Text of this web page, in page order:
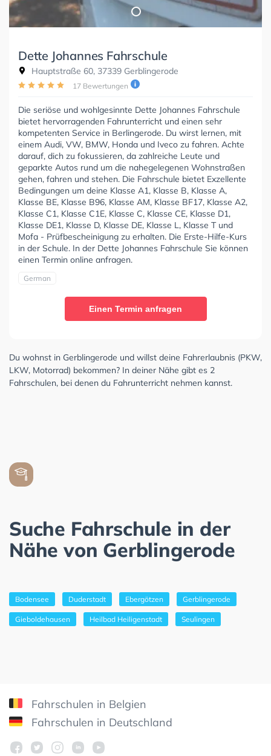
Dette Johannes Fahrschule
Hauptstraße 60, 37339 Gerblingerode
17 Bewertungen
Die seriöse und wohlgesinnte Dette Johannes Fahrschule
bietet hervorragenden Fahrunterricht und einen sehr
kompetenten Service in Berlingerode. Du wirst lernen, mit
einem Audi, VW, BMW, Honda und Iveco zu fahren. Achte
darauf, dich zu fokussieren, da zahlreiche Leute und
geparkte Autos rund um die nahegelegenen Wohnstraßen
gehen, fahren und stehen. Die Fahrschule bietet Exzellente
Bedingungen um deine Klasse A1, Klasse B, Klasse A,
Klasse BE, Klasse B96, Klasse AM, Klasse BF17, Klasse A2,
Klasse C1, Klasse C1E, Klasse C, Klasse CE, Klasse D1,
Klasse DE1, Klasse D, Klasse DE, Klasse L, Klasse T und
Mofa - Prüfbescheinigung zu erhalten. Die Erste-Hilfe-Kurs
in der Schule. In der Dette Johannes Fahrschule Sie können
einen Termin online anfragen.
German
Einen Termin anfragen
Du wohnst in Gerblingerode und willst deine Fahrerlaubnis (PKW,
LKW, Motorrad) bekommen? In deiner Nähe gibt es 2
Fahrschulen, bei denen du Fahrunterricht nehmen kannst.
Suche Fahrschule in der
Nähe von Gerblingerode
Bodensee Duderstadt Ebergötzen Gerblingerode
Gieboldehausen Heilbad Heiligenstadt Seulingen
Fahrschulen in Belgien
Fahrschulen in Deutschland